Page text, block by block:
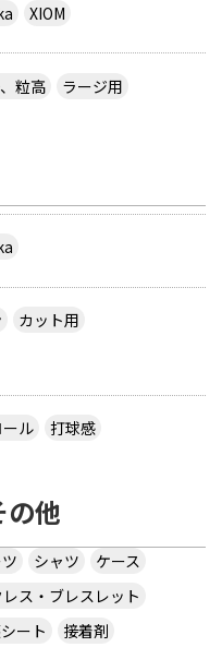
XIOM
粒高 ラージ用
カット用
ル 打球感
の他
シャツ
ケース
ス・ブレスレット
ート
接着剤